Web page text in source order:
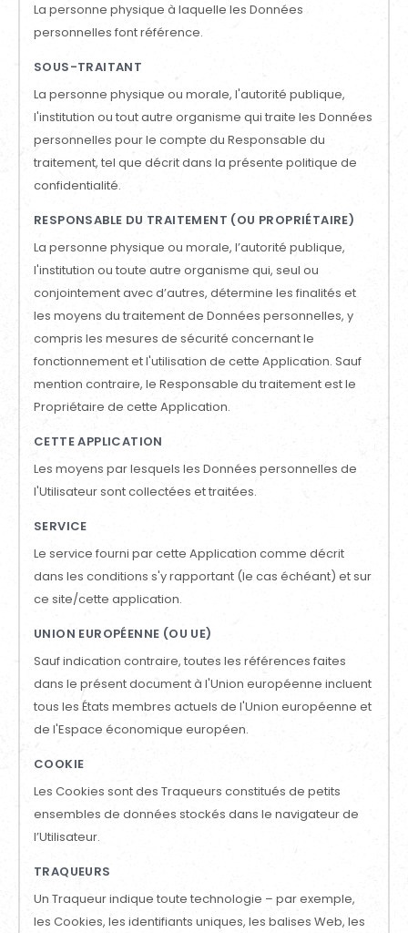
La personne physique à laquelle les Données
personnelles font référence.
SOUS-TRAITANT
La personne physique ou morale, l'autorité publique,
l'institution ou tout autre organisme qui traite les Données
personnelles pour le compte du Responsable du
traitement, tel que décrit dans la présente politique de
confidentialité.
RESPONSABLE DU TRAITEMENT (OU PROPRIÉTAIRE)
La personne physique ou morale, l’autorité publique,
l'institution ou toute autre organisme qui, seul ou
conjointement avec d’autres, détermine les finalités et
les moyens du traitement de Données personnelles, y
compris les mesures de sécurité concernant le
fonctionnement et l'utilisation de cette Application. Sauf
mention contraire, le Responsable du traitement est le
Propriétaire de cette Application.
CETTE APPLICATION
Les moyens par lesquels les Données personnelles de
l'Utilisateur sont collectées et traitées.
SERVICE
Le service fourni par cette Application comme décrit
dans les conditions s'y rapportant (le cas échéant) et sur
ce site/cette application.
UNION EUROPÉENNE (OU UE)
Sauf indication contraire, toutes les références faites
dans le présent document à l'Union européenne incluent
tous les États membres actuels de l'Union européenne et
de l'Espace économique européen.
COOKIE
Les Cookies sont des Traqueurs constitués de petits
ensembles de données stockés dans le navigateur de
l’Utilisateur.
TRAQUEURS
Un Traqueur indique toute technologie – par exemple,
les Cookies, les identifiants uniques, les balises Web, les